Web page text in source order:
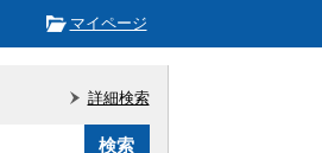
マイページ
詳細検索